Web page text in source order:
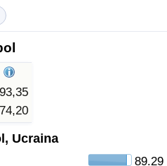
93,35
Ucraina
89.29
(corrente)
Nazione
(Corrente)
per Nazione
(Corrente)
per Paese